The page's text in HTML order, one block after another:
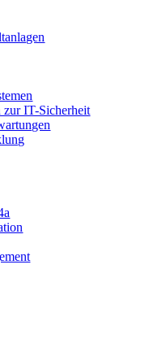
zur IT-Sicherheit